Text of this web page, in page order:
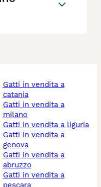
gatti in vendita a
catania
gatti in vendita a
milano
gatti in vendita a liguria
gatti in vendita a
genova
gatti in vendita a
abruzzo
gatti in vendita a